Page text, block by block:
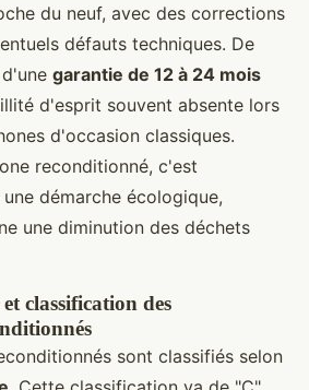
du neuf, avec des corrections
défauts techniques. De
garantie de 12 à 24 mois
d'esprit souvent absente lors
d'occasion classiques.
reconditionné, c'est
démarche écologique,
une diminution des déchets
classification des
sont classifiés selon